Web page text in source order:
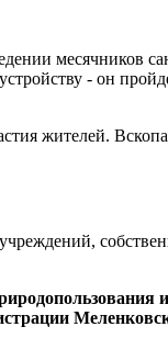
месячников
- он
жителей.